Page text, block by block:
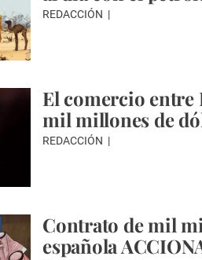
REDACCIÓN
El comercio entre
mil millones de
REDACCIÓN
Contrato de mil
española